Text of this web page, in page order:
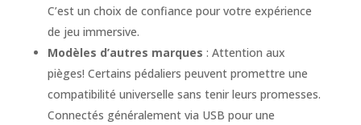
C’est un choix de confiance pour votre expérience
de jeu immersive.
Modèles d’autres marques : Attention aux
pièges! Certains pédaliers peuvent promettre une
compatibilité universelle sans tenir leurs promesses.
Connectés généralement via USB pour une